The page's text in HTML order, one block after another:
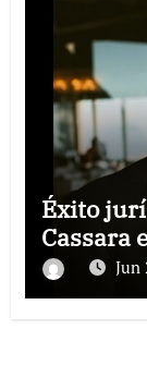
Éxito
Cassara
Jun